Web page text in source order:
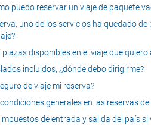
puedo reservar un viaje de paquete
uno de los servicios ha quedado
plazas disponibles en el viaje que
incluidos, ¿dónde debo dirigirme?
de viaje mi reserva?
generales en las reservas de
de entrada y salida del país si